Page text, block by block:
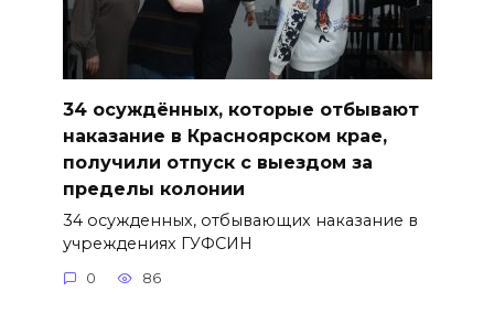
34 осуждённых, которые отбывают
наказание в Красноярском крае,
получили отпуск с выездом за
пределы колонии
34 осужденных, отбывающих наказание в
учреждениях ГУФСИН
0 86